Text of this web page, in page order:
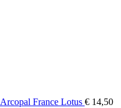
France Lotus € 14,50